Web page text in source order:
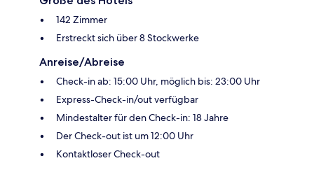
142 Zimmer
Erstreckt sich über 8 Stockwerke
Anreise/Abreise
Check-in ab: 15:00 Uhr, möglich bis: 23:00 Uhr
Express-Check-in/out verfügbar
Mindestalter für den Check-in: 18 Jahre
Der Check-out ist um 12:00 Uhr
Kontaktloser Check-out